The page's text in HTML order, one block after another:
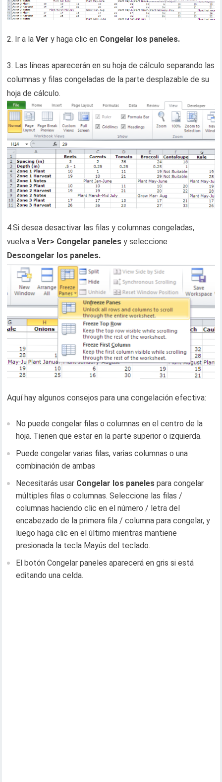
2. Ir a laVery haga clic en Congelar los paneles.
3. Las líneas aparecerán en su hoja de cálculo separando las
columnas y filas congeladas de la parte desplazable de su
hoja de cálculo.
4.Si desea desactivar las filas y columnas congeladas,
vuelva aVer> Congelar paneles y seleccione
Descongelar los paneles.
Aquí hay algunos consejos para una congelación efectiva:
No puede congelar filas o columnas en el centro de la
hoja. Tienen que estar en la parte superior o izquierda.
Puede congelar varias filas, varias columnas o una
combinación de ambas
Necesitarás usar Congelar los paneles para congelar
múltiples filas o columnas. Seleccione las filas /
columnas haciendo clic en el número / letra del
encabezado de la primera fila / columna para congelar, y
luego haga clic en el último mientras mantiene
presionada la tecla Mayús del teclado.
El botón Congelar paneles aparecerá en gris si está
editando una celda.